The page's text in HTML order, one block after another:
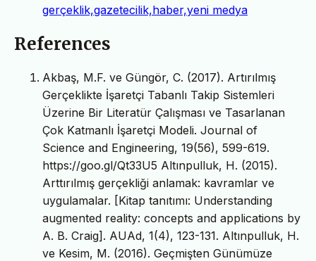
gerçeklik,gazetecilik,haber,yeni medya
References
Akbaş, M.F. ve Güngör, C. (2017). Artırılmış
Gerçeklikte İşaretçi Tabanlı Takip Sistemleri
Üzerine Bir Literatür Çalışması ve Tasarlanan
Çok Katmanlı İşaretçi Modeli. Journal of
Science and Engineering, 19(56), 599-619.
https://goo.gl/Qt33U5 Altınpulluk, H. (2015).
Arttırılmış gerçekliği anlamak: kavramlar ve
uygulamalar. [Kitap tanıtımı: Understanding
augmented reality: concepts and applications by
A. B. Craig]. AUAd, 1(4), 123-131. Altınpulluk, H.
ve Kesim, M. (2016). Geçmişten Günümüze